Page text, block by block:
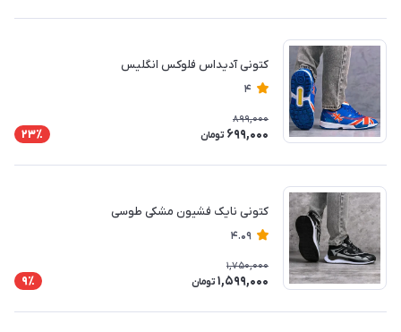
کتونی آدیداس فلوکس انگلیس
4
899,000
699,000 تومان 23٪
کتونی نایک فشیون مشکی طوسی
4.09
1,750,000
1,599,000 تومان 9٪